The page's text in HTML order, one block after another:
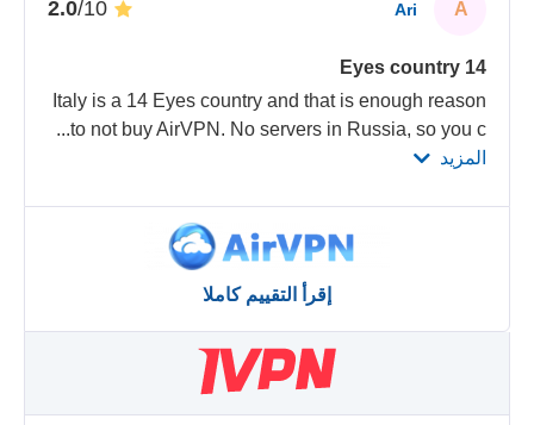
A
Ari
/10
14 Eyes country
Italy is a 14 Eyes country and that is enough reason
to not buy AirVPN. No servers in Russia, so you c
...
المزيد
إقرأ التقييم كاملا